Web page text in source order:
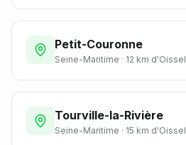
Petit-Couronne
Seine-Maritime · 12 km d'Oissel
Tourville-la-Rivière
Seine-Maritime · 15 km d'Oissel